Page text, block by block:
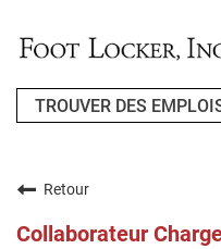
Retour
Collaborateur